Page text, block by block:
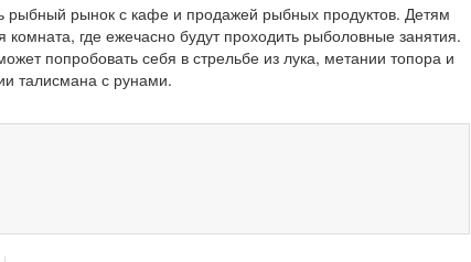
рыбный рынок с кафе и продажей рыбных продуктов. Детям
комната, где ежечасно будут проходить рыболовные занятия.
попробовать себя в стрельбе из лука, метании топора и
талисмана с рунами.